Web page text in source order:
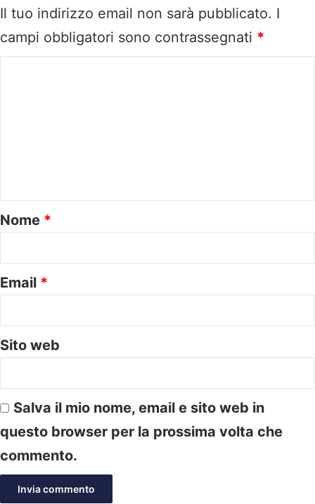
Il tuo indirizzo email non sarà pubblicato. I
campi obbligatori sono contrassegnati *
o
*
Nome *
Email *
Sito web
Salva il mio nome, email e sito web in
questo browser per la prossima volta che
commento.